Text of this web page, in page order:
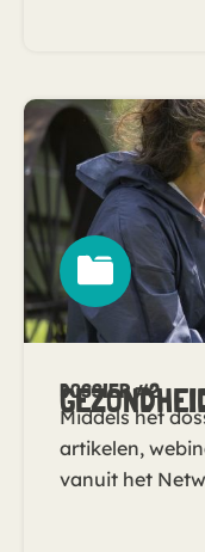
DOSSIER #2
Middels het
artikelen,
vanuit het